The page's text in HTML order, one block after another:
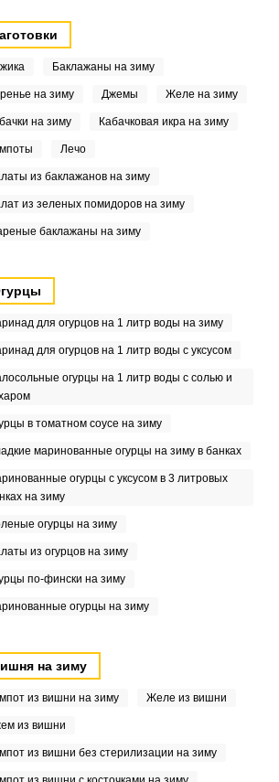
Баклажаны на зиму
на зиму Джемы Желе на зиму
на зиму Кабачковая икра на зиму
Лечо
из баклажанов на зиму
из зеленых помидоров на зиму
баклажаны на зиму
для огурцов на 1 литр воды на зиму
для огурцов на 1 литр воды с уксусом
огурцы на 1 литр воды с солью и
в томатном соусе на зиму
маринованные огурцы на зиму в банках
огурцы с уксусом в 3 литровых
на зиму
огурцы на зиму
из огурцов на зиму
по-фински на зиму
огурцы на зиму
на зиму
из вишни на зиму Желе из вишни
из вишни
из вишни без стерилизации на зиму